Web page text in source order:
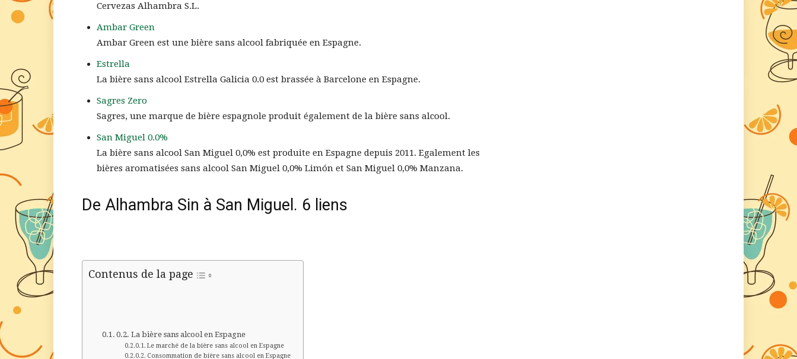
Cervezas Alhambra S.L.
Ambar Green
Ambar Green est une bière sans alcool fabriquée en Espagne.
Estrella
La bière sans alcool Estrella Galicia 0.0 est brassée à Barcelone en Espagne.
Sagres Zero
Sagres, une marque de bière espagnole produit également de la bière sans alcool.
San Miguel 0.0%
La bière sans alcool San Miguel 0,0% est produite en Espagne depuis 2011. Egalement les
bières aromatisées sans alcool San Miguel 0,0% Limón et San Miguel 0,0% Manzana.
De Alhambra Sin à San Miguel. 6 liens
Contenus de la page
La bière sans alcool en Espagne
Le marché de la bière sans alcool en Espagne
Consommation de bière sans alcool en Espagne